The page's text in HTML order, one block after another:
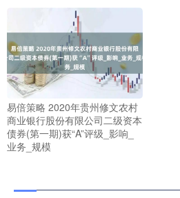
易倍策略 2020年贵州修文农村
商业银行股份有限公司二级资本
债券(第一期)获“A”评级_影响_
业务_规模